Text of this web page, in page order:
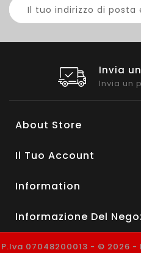
Invia
Invia un
About Store
Il Tuo Account
Information
Informazione Del
P.Iva 07048200013 - © 2026